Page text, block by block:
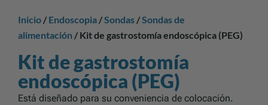
Inicio / Endoscopia /Sondas /Sondas de
alimentación / Kit de gastrostomía endoscópica (PEG)
Kit de gastrostomía
endoscópica (PEG)
Está diseñado para su conveniencia de colocación.